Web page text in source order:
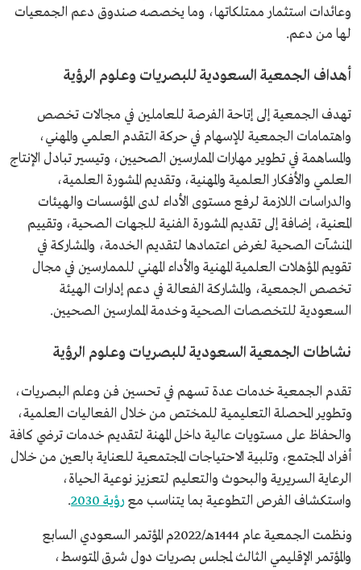
وعائدات استثمار ممتلكاتها، وما يخصصه صندوق دعم الجمعيات
لها من دعم.
أهداف الجمعية السعودية للبصريات وعلوم الرؤية
تهدف الجمعية إلى إتاحة الفرصة للعاملين في مجالات تخصص
واهتمامات الجمعية للإسهام في حركة التقدم العلمي والمهني،
والمساهمة في تطوير مهارات الممارسين الصحيين، وتيسير تبادل الإنتاج
العلمي والأفكار العلمية والمهنية، وتقديم المشورة العلمية،
والدراسات اللازمة لرفع مستوى الأداء لدى المؤسسات والهيئات
المعنية، إضافة إلى تقديم المشورة الفنية للجهات الصحية، وتقييم
المنشآت الصحية لغرض اعتمادها لتقديم الخدمة، والمشاركة في
تقويم المؤهلات العلمية المهنية والأداء المهني للممارسين في مجال
تخصص الجمعية، والمشاركة الفعالة في دعم إدارات الهيئة
السعودية للتخصصات الصحية وخدمة الممارسين الصحيين.
نشاطات الجمعية السعودية للبصريات وعلوم الرؤية
تقدم الجمعية خدمات عدة تسهم في تحسين فن وعلم البصريات،
وتطوير المحصلة التعليمية للمختص من خلال الفعاليات العلمية،
والحفاظ على مستويات عالية داخل المهنة لتقديم خدمات ترضي كافة
أفراد المجتمع، وتلبية الاحتياجات المجتمعية للعناية بالعين من خلال
الرعاية السريرية والبحوث والتعليم لتعزيز نوعية الحياة،
واستكشاف الفرص التطوعية بما يتناسب مع رؤية 2030 .
ونظمت الجمعية عام 1444هـ/2022م المؤتمر السعودي السابع
والمؤتمر الإقليمي الثالث لمجلس بصريات دول شرق المتوسط،